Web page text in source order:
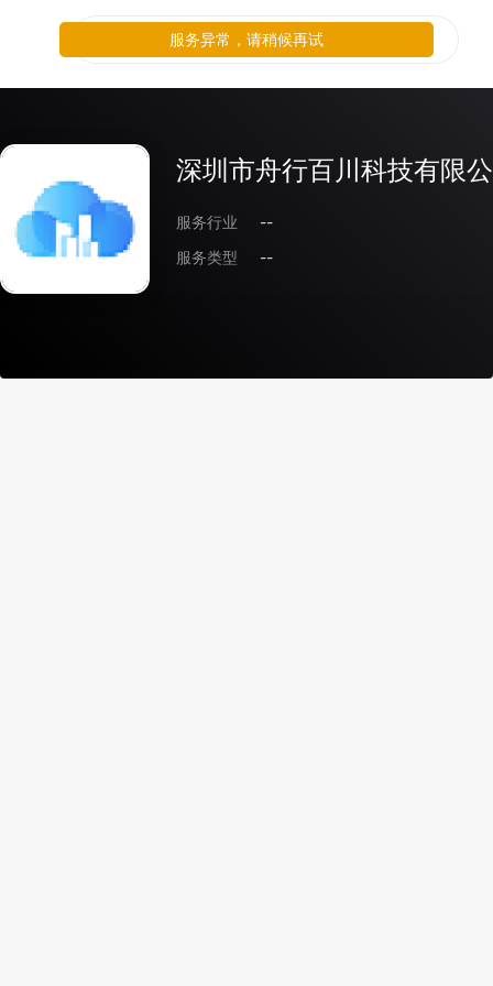
深圳市舟行百川科技有限
服务行业
--
服务类型
--
服务异常，请稍候再试